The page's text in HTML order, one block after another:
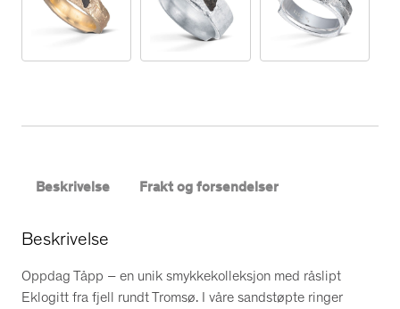
e
a
l
Beskrivelse Frakt og forsendelser
Beskrivelse
Oppdag Tåpp – en unik smykkekolleksjon med råslipt
Eklogitt fra fjell rundt Tromsø. I våre sandstøpte ringer